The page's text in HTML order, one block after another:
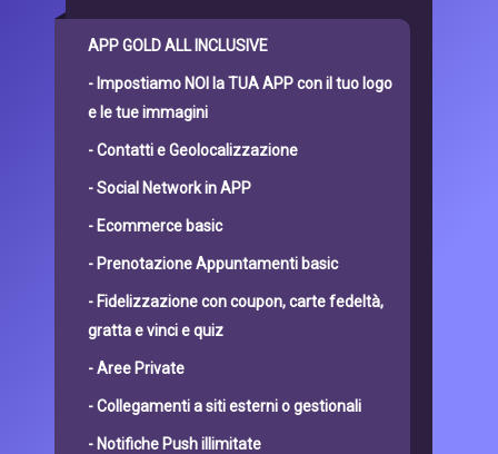
APP GOLD ALL INCLUSIVE
- Impostiamo NOI la TUA APP con il tuo logo
e le tue immagini
- Contatti e Geolocalizzazione
- Social Network in APP
- Ecommerce basic
- Prenotazione Appuntamenti basic
- Fidelizzazione con coupon, carte fedeltà,
gratta e vinci e quiz
- Aree Private
- Collegamenti a siti esterni o gestionali
- Notifiche Push illimitate